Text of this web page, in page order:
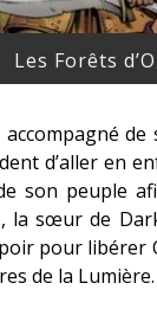
Les Forêts
accompagné
d’aller en
son peuple
la sœur de
pour libérer
de la Lumière.